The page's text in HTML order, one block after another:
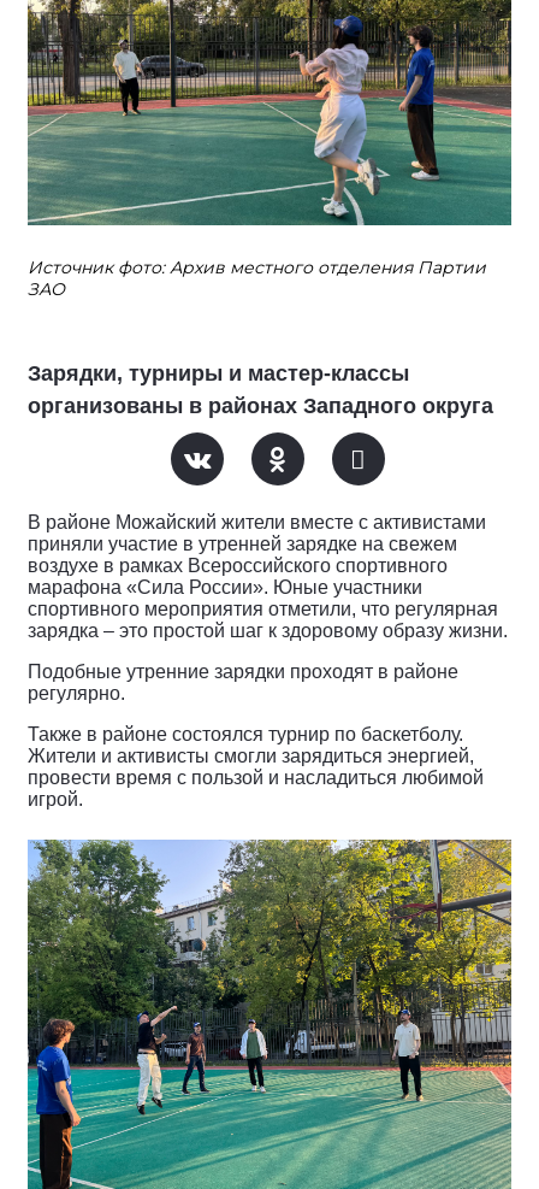
Источник фото: Архив местного отделения Партии
ЗАО
Зарядки, турниры и мастер-классы
организованы в районах Западного округа
В районе Можайский жители вместе с активистами
приняли участие в утренней зарядке на свежем
воздухе в рамках Всероссийского спортивного
марафона «Сила России». Юные участники
спортивного мероприятия отметили, что регулярная
зарядка – это простой шаг к здоровому образу жизни.
Подобные утренние зарядки проходят в районе
регулярно.
Также в районе состоялся турнир по баскетболу.
Жители и активисты смогли зарядиться энергией,
провести время с пользой и насладиться любимой
игрой.